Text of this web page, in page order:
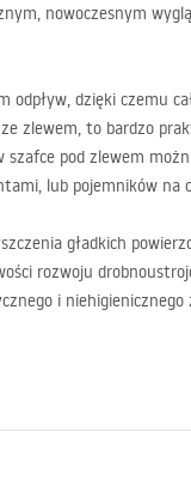
nowoczesnym
odpływ, dzięki czemu
zlewem, to bardzo
szafce pod zlewem
lub pojemników na
gładkich
rozwoju
i